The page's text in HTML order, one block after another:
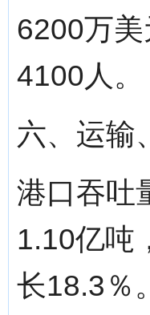
6200万
4100人。
六、运输
港口吞吐
1.10亿吨
长18.3％